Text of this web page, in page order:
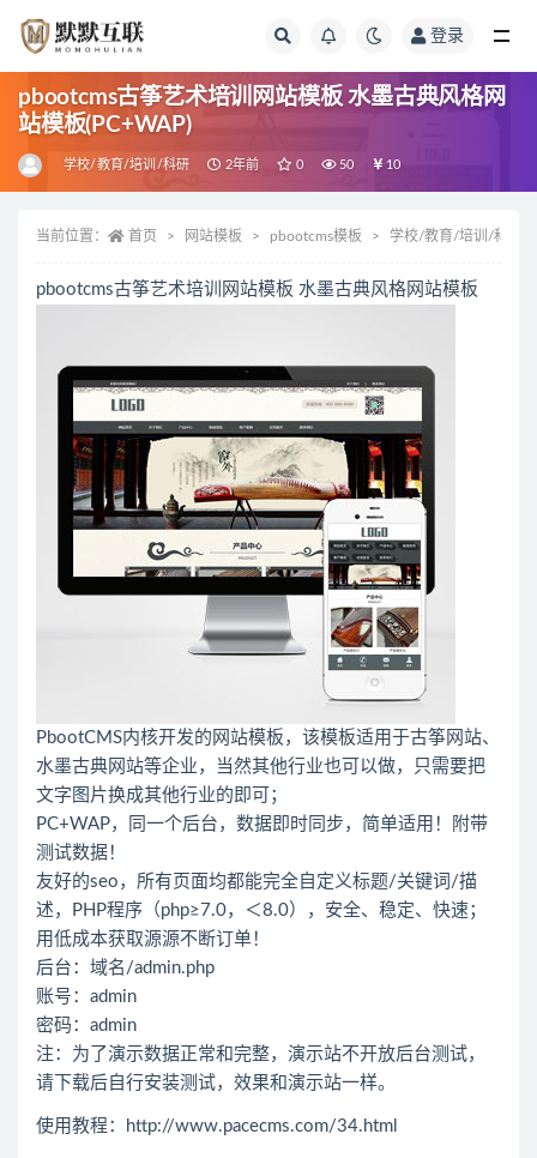
登录
pbootcms古筝艺术培训网站模板 水墨古典风格网
站模板(PC+WAP)
学校/教育/培训/科研 2年前 0 50 10
当前位置： 首页 网站模板 pbootcms模板 学校/教育/培训/科研
pbootcms古筝艺术培训网站模板 水墨古典风格网站模板
PbootCMS内核开发的网站模板，该模板适用于古筝网站、
水墨古典网站等企业，当然其他行业也可以做，只需要把
文字图片换成其他行业的即可；
PC+WAP，同一个后台，数据即时同步，简单适用！附带
测试数据！
友好的seo，所有页面均都能完全自定义标题/关键词/描
述，PHP程序（php≥7.0，＜8.0），安全、稳定、快速；
用低成本获取源源不断订单！
后台：域名/admin.php
账号：admin
密码：admin
注：为了演示数据正常和完整，演示站不开放后台测试，
请下载后自行安装测试，效果和演示站一样。
使用教程： http://www.pacecms.com/34.html